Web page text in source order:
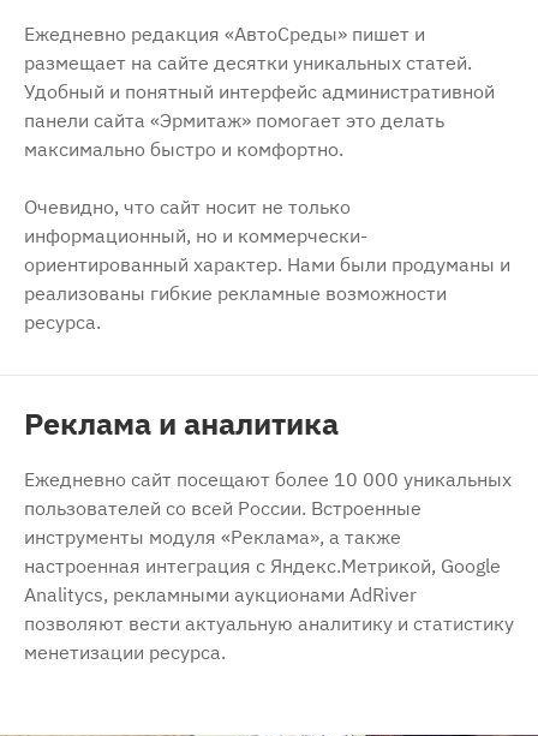
Ежедневно редакция «АвтоСреды» пишет и
размещает на сайте десятки уникальных статей.
Удобный и понятный интерфейс административной
панели сайта «Эрмитаж» помогает это делать
максимально быстро и комфортно.
Очевидно, что сайт носит не только
информационный, но и коммерчески-
ориентированный характер. Нами были продуманы и
реализованы гибкие рекламные возможности
ресурса.
Реклама и аналитика
Ежедневно сайт посещают более 10 000 уникальных
пользователей со всей России. Встроенные
инструменты модуля «Реклама», а также
настроенная интеграция с Яндекс.Метрикой, Google
Analitycs, рекламными аукционами AdRiver
позволяют вести актуальную аналитику и статистику
менетизации ресурса.